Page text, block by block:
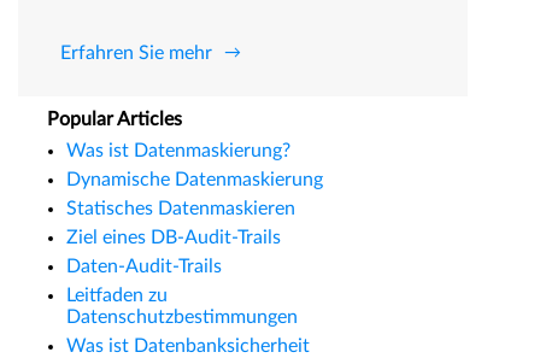
Erfahren Sie mehr
Popular Articles
Was ist Datenmaskierung?
Dynamische Datenmaskierung
Statisches Datenmaskieren
Ziel eines DB-Audit-Trails
Daten-Audit-Trails
Leitfaden zu
Datenschutzbestimmungen
Was ist Datenbanksicherheit